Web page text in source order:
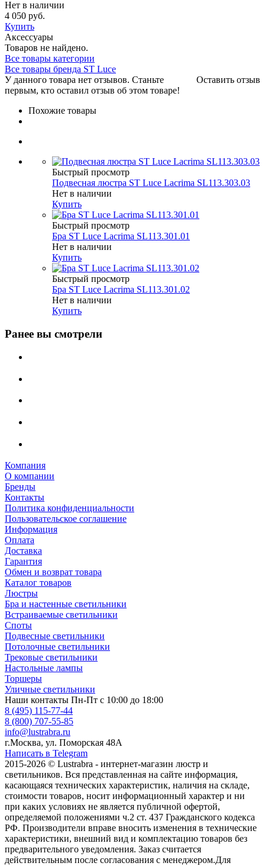
Нет в наличии
4 050 руб.
Купить
Аксессуары
Товаров не найдено.
Все товары категории
Все товары бренда ST Luce
Оставить отзыв
У данного товара нет отзывов. Станьте
первым, кто оставил отзыв об этом товаре!
Похожие товары
Быстрый просмотр
Подвесная люстра ST Luce Lacrima SL113.303.03
Нет в наличии
Купить
Быстрый просмотр
Бра ST Luce Lacrima SL113.301.01
Нет в наличии
Купить
Быстрый просмотр
Бра ST Luce Lacrima SL113.301.02
Нет в наличии
Купить
Ранее вы смотрели
Компания
О компании
Бренды
Контакты
Политика конфиденциальности
Пользовательское соглашение
Информация
Оплата
Доставка
Гарантия
Обмен и возврат товара
Каталог товаров
Люстры
Бра и настенные светильники
Встраиваемые светильники
Споты
Подвесные светильники
Потолочные светильники
Трековые светильники
Настольные лампы
Торшеры
Уличные светильники
Наши контакты Пн-Пт с 10:00 до 18:00
8 (495) 115-77-44
8 (800) 707-55-85
info@lustrabra.ru
г.Москва, ул. Поморская 48А
Написать в Telegram
2015-2026 © Lustrabra - интернет-магазин люстр и
светильников. Вся представленная на сайте информация,
касающаяся технических характеристик, наличия на складе,
стоимости товаров, носит информационный характер и ни
при каких условиях не является публичной офертой,
определяемой положениями ч.2 ст. 437 Гражданского кодекса
РФ. Производители вправе вносить изменения в технические
характеристики, внешний вид и комплектацию товаров без
предварительного уведомления. Заказ считается
действительным после согласования с менеджером.Для